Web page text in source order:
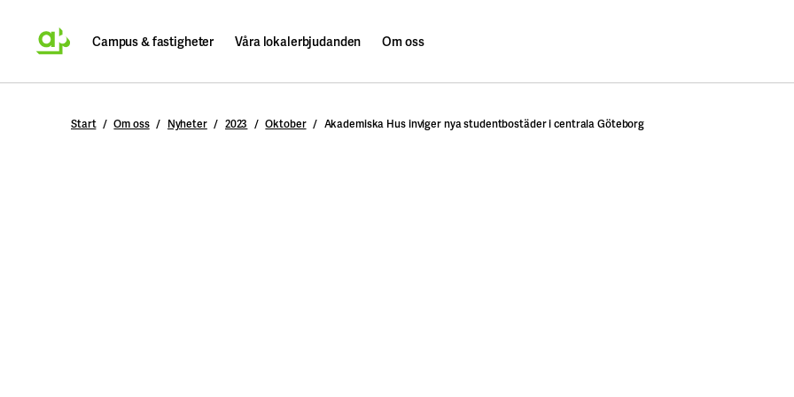
Campus & fastigheter Våra lokalerbjudanden Om oss
Sök
Start Om oss Nyheter 2023 Oktober Akademiska Hus inviger nya studentbostäder i centrala Göteborg